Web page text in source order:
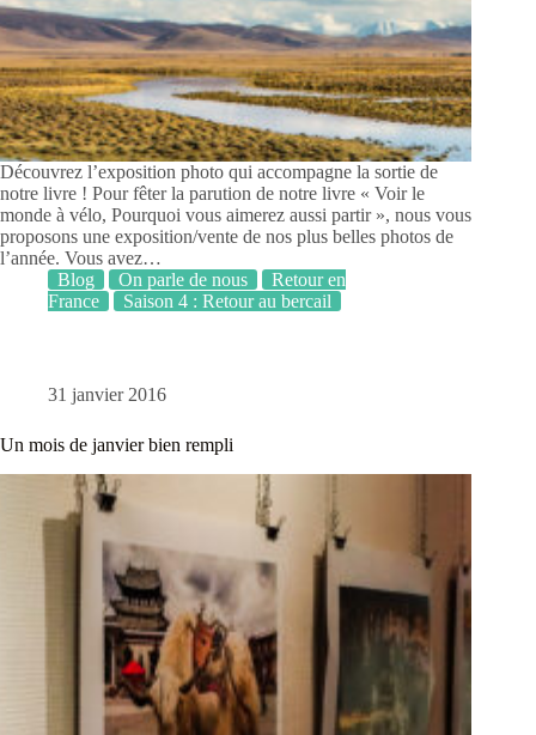
Découvrez l’exposition photo qui accompagne la sortie de
notre livre ! Pour fêter la parution de notre livre « Voir le
monde à vélo, Pourquoi vous aimerez aussi partir », nous vous
proposons une exposition/vente de nos plus belles photos de
l’année. Vous avez…
Blog
On parle de nous
Retour en
France
Saison 4 : Retour au bercail
31 janvier 2016
Un mois de janvier bien rempli